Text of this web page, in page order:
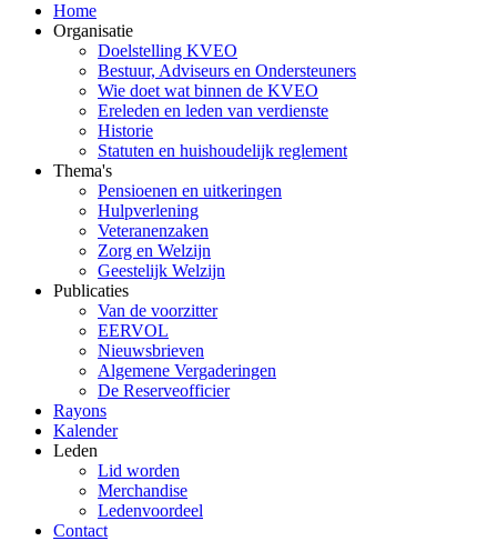
Home
Organisatie
Doelstelling KVEO
Bestuur, Adviseurs en Ondersteuners
Wie doet wat binnen de KVEO
Ereleden en leden van verdienste
Historie
Statuten en huishoudelijk reglement
Thema's
Pensioenen en uitkeringen
Hulpverlening
Veteranenzaken
Zorg en Welzijn
Geestelijk Welzijn
Publicaties
Van de voorzitter
EERVOL
Nieuwsbrieven
Algemene Vergaderingen
De Reserveofficier
Rayons
Kalender
Leden
Lid worden
Merchandise
Ledenvoordeel
Contact